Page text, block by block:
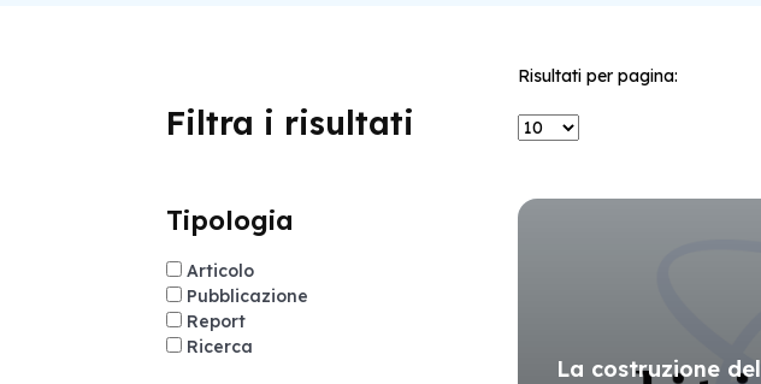
Filtra i risultati
Tipologia
Articolo
Pubblicazione
Report
Ricerca
Risultati per pagina:
La costruzione del